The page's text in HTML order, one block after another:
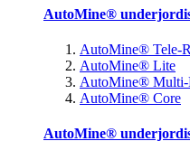
AutoMine®
AutoMine® Tele-
AutoMine® Lite
AutoMine®
AutoMine® Core
AutoMine®